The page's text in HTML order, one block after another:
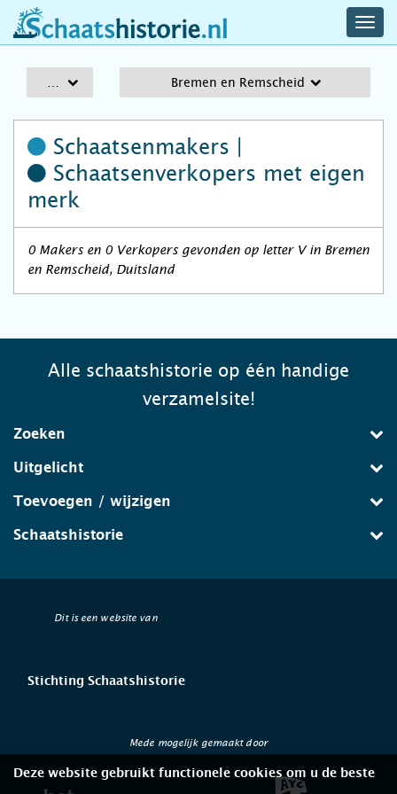
schaatshistorie.nl
Bremen en Remscheid
Schaatsenmakers |
Schaatsenverkopers met eigen
merk
0 Makers en 0 Verkopers gevonden op letter V in Bremen
en Remscheid, Duitsland
Alle schaatshistorie op één handige
verzamelsite!
Zoeken
Uitgelicht
Toevoegen / wijzigen
Schaatshistorie
Dit is een website van
Stichting Schaatshistorie
Mede mogelijk gemaakt door
Deze website gebruikt functionele cookies om u de beste